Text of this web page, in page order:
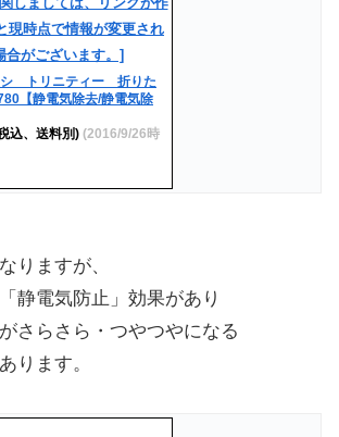
シ トリニティー 折りた
【静電気除去/静電気除
込、送料別) (2016/9/26時
りますが、
静電気防止」効果があり
さらさら・つやつやになる
ります。